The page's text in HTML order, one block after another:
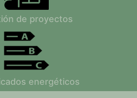
de proyectos
energéticos